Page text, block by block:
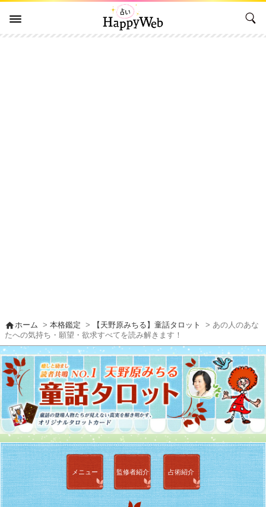
homeホーム >本格鑑定 > 【天野原みちる】童話タロット
> あの人のあな
たへの気持ち・願望・欲求すべてを読み解きます！
メニュー 監修者紹介 占術紹介